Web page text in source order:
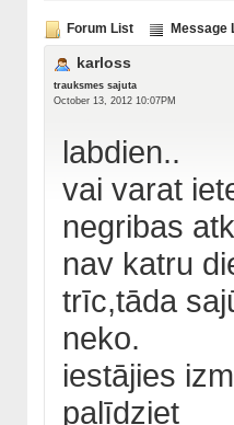
Forum List Message
karloss
trauksmes sajuta
October 13, 2012 10:07PM
labdien..
vai varat
negribas
nav katru
trīc,tāda
neko.
iestājies
palīdziet